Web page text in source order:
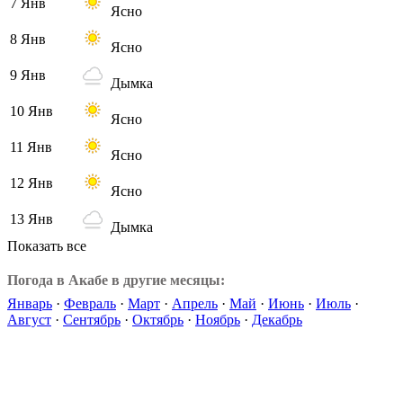
7 Янв
Ясно
8 Янв
Ясно
9 Янв
Дымка
10 Янв
Ясно
11 Янв
Ясно
12 Янв
Ясно
13 Янв
Дымка
Показать все
Погода в Акабе в другие месяцы:
Январь · Февраль · Март · Апрель · Май · Июнь · Июль ·
Август · Сентябрь · Октябрь · Ноябрь · Декабрь